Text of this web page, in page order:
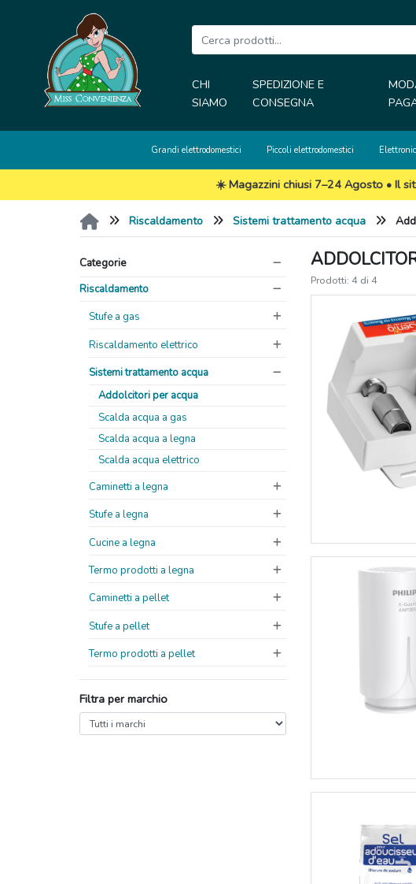
CHI
SIAMO
SPEDIZIONE E
CONSEGNA
Grandi elettrodomestici Piccoli elettrodomestici
☀️ Magazzini chiusi 7–24 Agosto • Il
Riscaldamento Sistemi trattamento acqua
Categorie
Riscaldamento
Stufe a gas
Riscaldamento elettrico
Sistemi trattamento acqua
Addolcitori per acqua
Scalda acqua a gas
Scalda acqua a legna
Scalda acqua elettrico
Caminetti a legna
Stufe a legna
Cucine a legna
Termo prodotti a legna
Caminetti a pellet
Stufe a pellet
Termo prodotti a pellet
Filtra per marchio
Prodotti: 4 di 4